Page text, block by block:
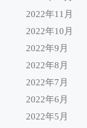
2022年11月
2022年10月
2022年9月
2022年8月
2022年7月
2022年6月
2022年5月